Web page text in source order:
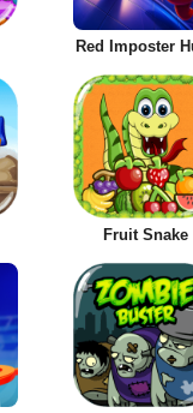
Red Imposter
Fruit Snake